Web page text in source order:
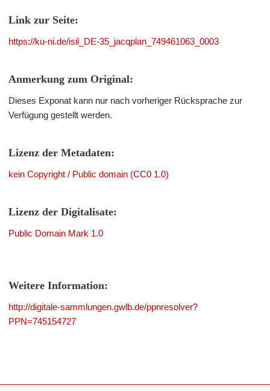
Link zur Seite:
https://ku-ni.de/isil_DE-35_jacqplan_749461063_0003
Anmerkung zum Original:
Dieses Exponat kann nur nach vorheriger Rücksprache zur
Verfügung gestellt werden.
Lizenz der Metadaten:
kein Copyright / Public domain (CC0 1.0)
Lizenz der Digitalisate:
Public Domain Mark 1.0
Weitere Information:
http://digitale-sammlungen.gwlb.de/ppnresolver?
PPN=745154727